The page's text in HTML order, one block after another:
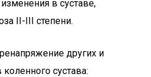
в суставе,
II-III степени.
других и
сустава: